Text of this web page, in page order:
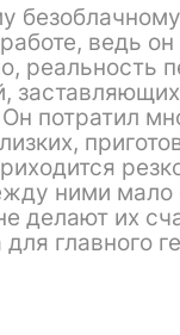
ведь
реальность
потратил
ними мало
делают их
главного